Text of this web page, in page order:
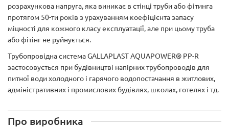
розрахункова напруга, яка виникає в стінці труби або фітинга
протягом 50-ти років з урахуванням коефіцієнта запасу
міцності для кожного класу експлуатації, але при цьому труба
або фітінг не руйнується.
Трубопровідна система GALLAPLAST AQUAPOWER® PP-R
застосовується при будівництві напірних трубопроводів для
питної води холодного і гарячого водопостачання в житлових,
адміністративних і промислових будівлях, школах, готелях і тд.
Про виробника